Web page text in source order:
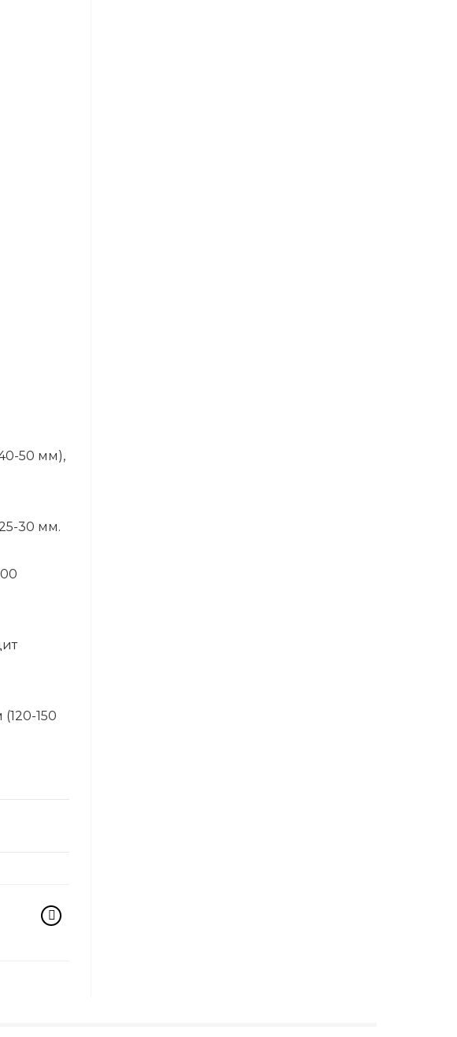
50 мм),
30 мм.
150